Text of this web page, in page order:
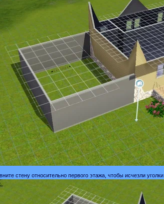
стену относительно первого этажа, чтобы исчезли уголки